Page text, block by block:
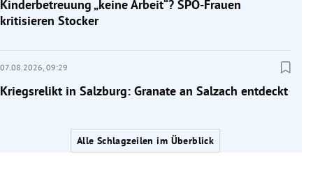
Kinderbetreuung „keine Arbeit“? SPÖ-Frauen
kritisieren Stocker
07.08.2026, 09:29
Kriegsrelikt in Salzburg: Granate an Salzach entdeckt
Alle Schlagzeilen im Überblick